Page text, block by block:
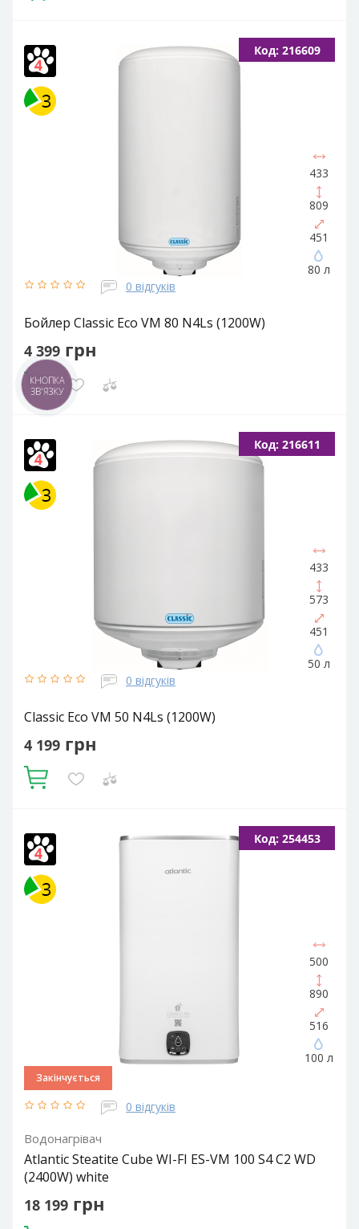
Напірний Об'єм,
літрів:
Фактичний об'єм:
Встановлення:
Вертикальне
Тип ТЕНа:
Код: 216609
433
809
451
80 л
0 відгуків
Бойлер Classic Eco VM 80 N4Ls (1200W)
4 399 грн
Купити
Вертикальне Тип ТЕНа:
Мокрий
Потужність ТЕНа, Вт: 1200 Тип водонагрівача:
Електричний накопичувальний
Форма водонагрівача:
Циліндрична
Код: 216611
433
573
451
50 л
0 відгуків
Classic Eco VM 50 N4Ls (1200W)
4 199 грн
Купити
Вертикальне Тип ТЕНа:
Мокрий
Потужність ТЕНа, Вт:1200 Тип водонагрівача:
Електричний накопичувальний
Циліндрична
Код: 254453
500
890
516
100 л
Закінчується
0 відгуків
Водонагрівач
Atlantic Steatite Cube WI-FI ES-VM 100 S4 C2 WD
(2400W) white
18 199 грн
КНОПКА
ЗВ'ЯЗКУ